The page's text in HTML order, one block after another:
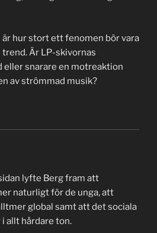
är hur stort ett fenomen bör vara
Är LP-skivornas
eller snarare en motreaktion
av strömmad musik?
lyfte Berg fram att
naturligt för de unga, att
global samt att det sociala
allt hårdare ton.